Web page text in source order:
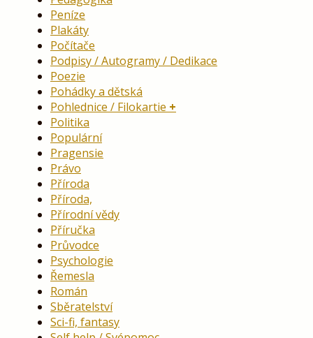
Peníze
Plakáty
Počítače
Podpisy / Autogramy / Dedikace
Poezie
Pohádky a dětská
Pohlednice / Filokartie
Politika
Populární
Pragensie
Právo
Příroda
Příroda,
Přírodní vědy
Příručka
Průvodce
Psychologie
Řemesla
Román
Sběratelství
Sci-fi, fantasy